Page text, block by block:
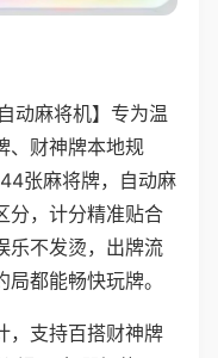
动麻将机】专为温
、财神牌本地规
张麻将牌，自动麻
分，计分精准贴合
乐不发烫，出牌流
都能畅快玩牌。
，支持百搭财神牌